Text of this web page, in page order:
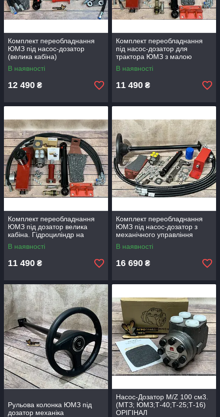
Комплект переобладнання
ЮМЗ під насос-дозатор
(велика кабіна)
В наявності
12 490 ₴
Комплект переобладнання
під насос-дозатор для
трактора ЮМЗ з малою
кабіною (гідроциліндр на
лонжерон)
В наявності
11 490 ₴
Комплект переобладнання
ЮМЗ під дозатор велика
кабіна. Гідроциліндр на
ланжерон
В наявності
11 490 ₴
Комплект переобладнання
ЮМЗ під насос-дозатор з
механічного управління
В наявності
16 690 ₴
Рульова колонка ЮМЗ під
дозатор механіка
Насос-Дозатор M/Z 100 см3.
(МТЗ; ЮМЗ;Т-40;Т-25;Т-16)
ОРІГІНАЛ